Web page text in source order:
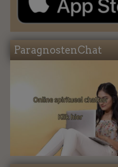
ParagnostenChat